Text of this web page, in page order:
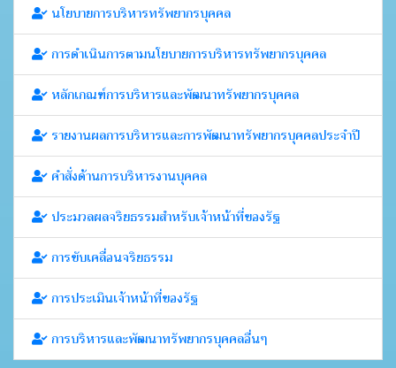
นโยบายการบริหารทรัพยากรบุคคล
การดำเนินการตามนโยบายการบริหารทรัพยากรบุคคล
หลักเกณฑ์การบริหารและพัฒนาทรัพยากรบุคคล
รายงานผลการบริหารและการพัฒนาทรัพยากรบุคคลประจำปี
คำสั่งด้านการบริหารงานบุคคล
ประมวลผลจริยธรรมสำหรับเจ้าหน้าที่ของรัฐ
การขับเคลื่อนจริยธรรม
การประเมินเจ้าหน้าที่ของรัฐ
การบริหารและพัฒนาทรัพยากรบุคคลอื่นๆ